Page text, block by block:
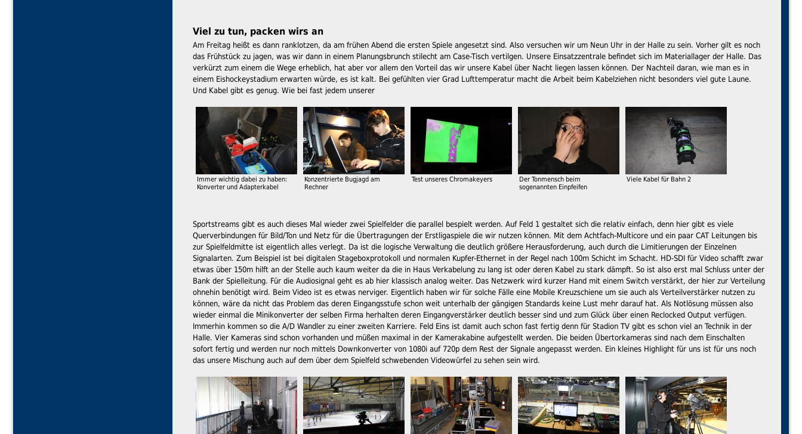
Viel zu tun, packen wirs an
Am Freitag heißt es dann ranklotzen, da am frühen Abend die ersten Spiele angesetzt sind. Also versuchen wir um Neun Uhr in der Halle zu sein. Vorher gilt es noch
das Frühstück zu jagen, was wir dann in einem Planungsbrunch stilecht am Case-Tisch vertilgen. Unsere Einsatzzentrale befindet sich im Materiallager der Halle. Das
verkürzt zum einem die Wege erheblich, hat aber vor allem den Vorteil das wir unsere Kabel über Nacht liegen lassen können. Der Nachteil daran, wie man es in
einem Eishockeystadium erwarten würde, es ist kalt. Bei gefühlten vier Grad Lufttemperatur macht die Arbeit beim Kabelziehen nicht besonders viel gute Laune.
Und Kabel gibt es genug. Wie bei fast jedem unserer
Immer wichtig dabei zu haben:
Konverter und Adapterkabel
Konzentrierte Bugjagd am
Rechner
Test unseres Chromakeyers
Der Tonmensch beim
sogenannten Einpfeifen
Viele Kabel für Bahn 2
Sportstreams gibt es auch dieses Mal wieder zwei Spielfelder die parallel bespielt werden. Auf Feld 1 gestaltet sich die relativ einfach, denn hier gibt es viele
Querverbindungen für Bild/Ton und Netz für die Übertragungen der Erstligaspiele die wir nutzen können. Mit dem Achtfach-Multicore und ein paar CAT Leitungen bis
zur Spielfeldmitte ist eigentlich alles verlegt. Da ist die logische Verwaltung die deutlich größere Herausforderung, auch durch die Limitierungen der Einzelnen
Signalarten. Zum Beispiel ist bei digitalen Stageboxprotokoll und normalen Kupfer-Ethernet in der Regel nach 100m Schicht im Schacht. HD-SDI für Video schafft zwar
etwas über 150m hilft an der Stelle auch kaum weiter da die in Haus Verkabelung zu lang ist oder deren Kabel zu stark dämpft. So ist also erst mal Schluss unter der
Bank der Spielleitung. Für die Audiosignal geht es ab hier klassisch analog weiter. Das Netzwerk wird kurzer Hand mit einem Switch verstärkt, der hier zur Verteilung
ohnehin benötigt wird. Beim Video ist es etwas nerviger. Eigentlich haben wir für solche Fälle eine Mobile Kreuzschiene um sie auch als Verteilverstärker nutzen zu
können, wäre da nicht das Problem das deren Eingangsstufe schon weit unterhalb der gängigen Standards keine Lust mehr darauf hat. Als Notlösung müssen also
wieder einmal die Minikonverter der selben Firma herhalten deren Eingangverstärker deutlich besser sind und zum Glück über einen Reclocked Output verfügen.
Immerhin kommen so die A/D Wandler zu einer zweiten Karriere. Feld Eins ist damit auch schon fast fertig denn für Stadion TV gibt es schon viel an Technik in der
Halle. Vier Kameras sind schon vorhanden und müßen maximal in der Kamerakabine aufgestellt werden. Die beiden Übertorkameras sind nach dem Einschalten
sofort fertig und werden nur noch mittels Downkonverter von 1080i auf 720p dem Rest der Signale angepasst werden. Ein kleines Highlight für uns ist für uns noch
das unsere Mischung auch auf dem über dem Spielfeld schwebenden Videowürfel zu sehen sein wird.